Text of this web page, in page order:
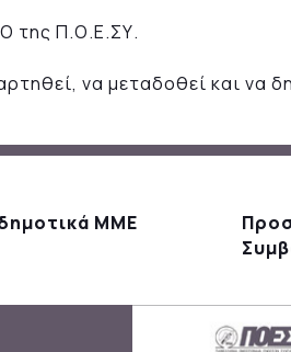
της Π.Ο.Ε.ΣΥ.
να μεταδοθεί και να
ΜΜΕ